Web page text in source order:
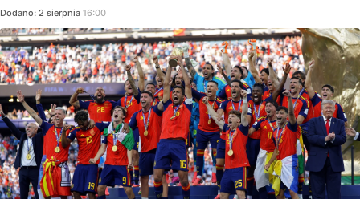
Dodano: 2 sierpnia 16:00